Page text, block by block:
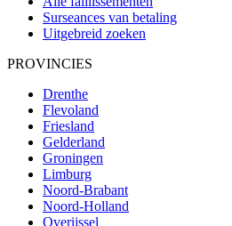
Surseances van betaling
Uitgebreid zoeken
PROVINCIES
Drenthe
Flevoland
Friesland
Gelderland
Groningen
Limburg
Noord-Brabant
Noord-Holland
Overijssel